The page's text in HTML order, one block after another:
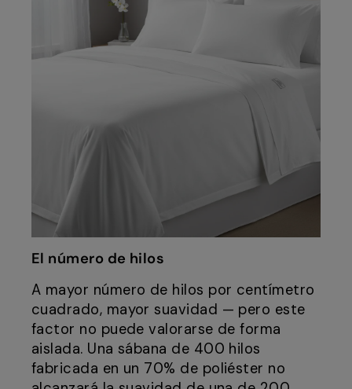
El número de hilos
A mayor número de hilos por centímetro
cuadrado, mayor suavidad — pero este
factor no puede valorarse de forma
aislada. Una sábana de 400 hilos
fabricada en un 70% de poliéster no